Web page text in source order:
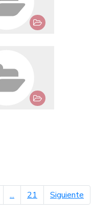
... 21 Siguiente